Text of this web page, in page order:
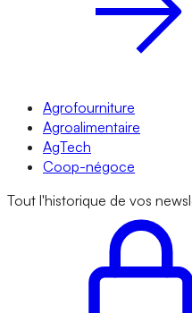
Agrofourniture
Agroalimentaire
AgTech
Coop-négoce
Tout l'historique de vos